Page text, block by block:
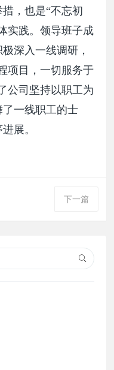
，也是“不忘初
实践。领导班子成
深入一线调研，
项目，一切服务于
公司坚持以职工为
一线职工的士
展。
下一篇